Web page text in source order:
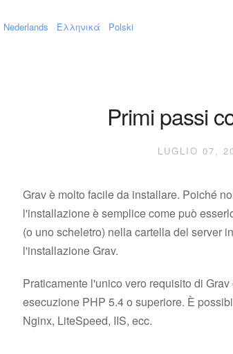
Nederlands Ελληνικά Polski
Primi passi
LUGLIO 07,
Grav è molto facile da installare. Poiché
l'installazione è semplice come può
(o uno scheletro) nella cartella del server
l'installazione Grav.
Praticamente l'unico vero requisito di
esecuzione PHP 5.4 o superiore. È
Nginx, LiteSpeed, IIS, ecc.